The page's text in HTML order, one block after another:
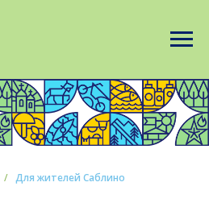
/ Для жителей Саблино